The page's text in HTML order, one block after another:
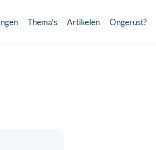
Thema’s Artikelen Ongerust?